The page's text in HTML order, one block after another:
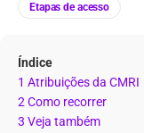
Etapas de acesso
Índice
1 Atribuições da CMRI
2 Como recorrer
3 Veja também